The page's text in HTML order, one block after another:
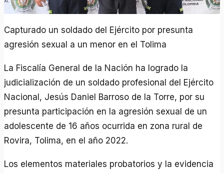
Capturado un soldado del Ejército por presunta
agresión sexual a un menor en el Tolima
La Fiscalía General de la Nación ha logrado la
judicialización de un soldado profesional del Ejército
Nacional, Jesús Daniel Barroso de la Torre, por su
presunta participación en la agresión sexual de un
adolescente de 16 años ocurrida en zona rural de
Rovira, Tolima, en el año 2022.
Los elementos materiales probatorios y la evidencia